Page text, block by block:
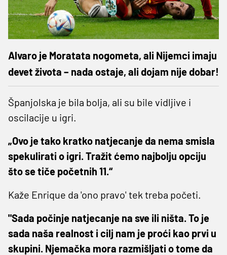
Alvaro je Moratata nogometa, ali Nijemci imaju
devet života – nada ostaje, ali dojam nije dobar!
Španjolska je bila bolja, ali su bile vidljive i
oscilacije u igri.
„Ovo je tako kratko natjecanje da nema smisla
spekulirati o igri. Tražit ćemo najbolju opciju
što se tiče početnih 11.“
Kaže Enrique da 'ono pravo' tek treba početi.
"Sada počinje natjecanje na sve ili ništa. To je
sada naša realnost i cilj nam je proći kao prvi u
skupini. Njemačka mora razmišljati o tome da